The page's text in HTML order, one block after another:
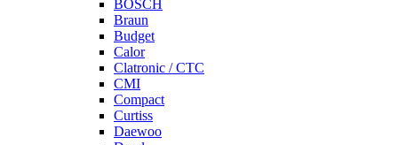
BOSCH
Braun
Budget
Calor
Clatronic / CTC
CMI
Compact
Curtiss
Daewoo